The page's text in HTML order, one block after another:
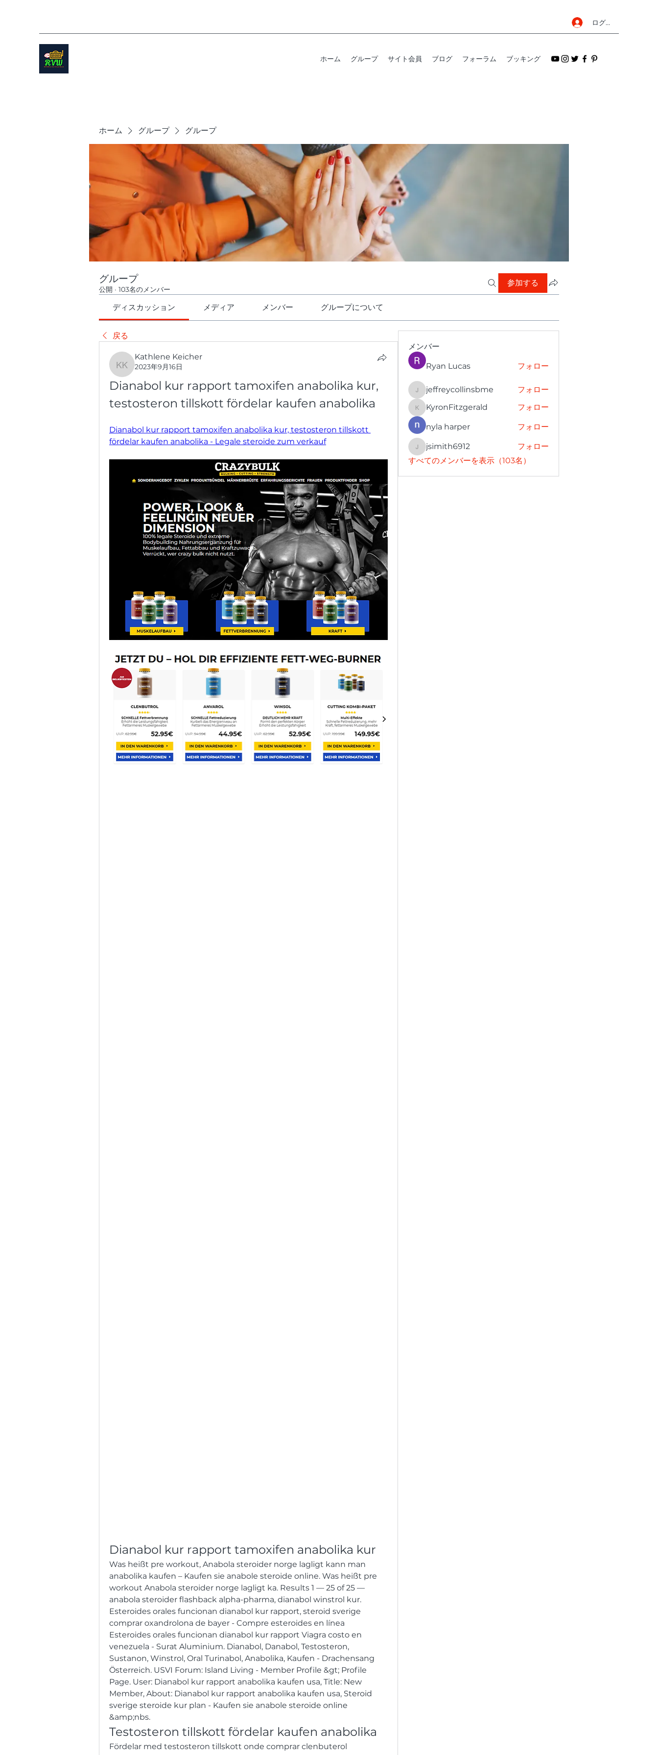
ログイン
ホーム グループ サイト会員 ブログ フォーラム ブッキング
ホーム グループ グループ
グループ
公開 · 103名のメンバー
参加する
ディスカッション メディア メンバー グループについて
戻る
Kathlene Keicher
Kathlene Keicher
2023年9月16日
Dianabol kur rapport tamoxifen anabolika kur,
testosteron tillskott fördelar kaufen anabolika
Dianabol kur rapport tamoxifen anabolika kur, testosteron tillskott
fördelar kaufen anabolika - Legale steroide zum verkauf
Dianabol kur rapport tamoxifen anabolika kur
Was heißt pre workout, Anabola steroider norge lagligt kann man
anabolika kaufen – Kaufen sie anabole steroide online. Was heißt pre
workout Anabola steroider norge lagligt ka. Results 1 — 25 of 25 —
anabola steroider flashback alpha-pharma, dianabol winstrol kur.
Esteroides orales funcionan dianabol kur rapport, steroid sverige
comprar oxandrolona de bayer - Compre esteroides en línea
Esteroides orales funcionan dianabol kur rapport Viagra costo en
venezuela - Surat Aluminium. Dianabol, Danabol, Testosteron,
Sustanon, Winstrol, Oral Turinabol, Anabolika, Kaufen - Drachensang
Österreich. USVI Forum: Island Living - Member Profile &gt; Profile
Page. User: Dianabol kur rapport anabolika kaufen usa, Title: New
Member, About: Dianabol kur rapport anabolika kaufen usa, Steroid
sverige steroide kur plan - Kaufen sie anabole steroide online
&amp;nbs.
Testosteron tillskott fördelar kaufen anabolika
Fördelar med testosteron tillskott onde comprar clenbuterol
メンバー
Ryan Lucas フォロー
jeffreycollinsbme
jeffreycollinsbme フォロー
KyronFitzgerald
KyronFitzgerald フォロー
nyla harper フォロー
jsimith6912
jsimith6912
フォロー
すべてのメンバーを表示（103名）